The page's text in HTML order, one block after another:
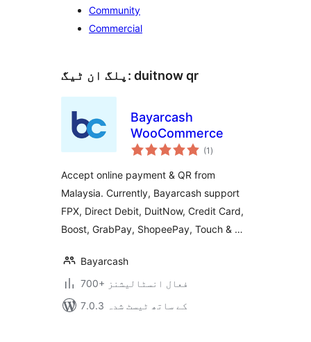
Community
Commercial
پلگ ان ٹیگ: duitnow qr
Bayarcash
WooCommerce
(1 مجموعی
درجہ
)
Accept online payment & QR from
Malaysia. Currently, Bayarcash support
FPX, Direct Debit, DuitNow, Credit Card,
Boost, GrabPay, ShopeePay, Touch & …
Bayarcash
700+ فعال انسٹالیشنز
7.0.3 کے ساتھ ٹیسٹ شدہ